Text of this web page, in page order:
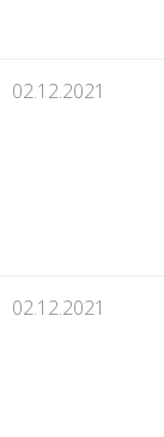
02.12.2021
02.12.2021